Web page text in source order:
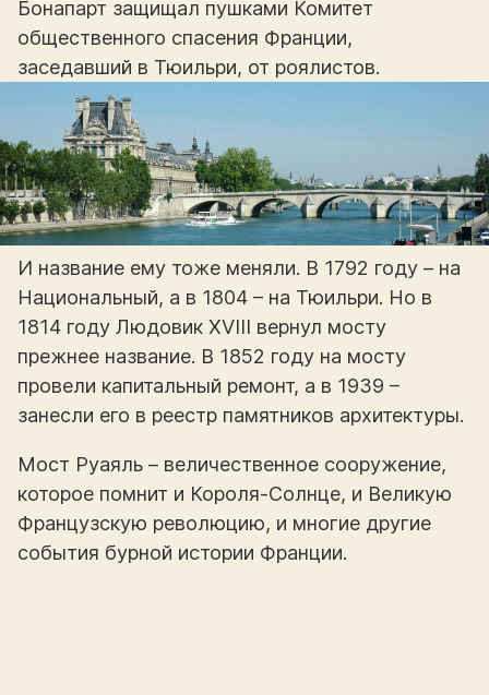
Бонапарт защищал пушками Комитет
общественного спасения Франции,
заседавший в Тюильри, от роялистов.
И название ему тоже меняли. В 1792 году – на
Национальный, а в 1804 – на Тюильри. Но в
1814 году Людовик XVIII вернул мосту
прежнее название. В 1852 году на мосту
провели капитальный ремонт, а в 1939 –
занесли его в реестр памятников архитектуры.
Мост Руаяль – величественное сооружение,
которое помнит и Короля-Солнце, и Великую
Французскую революцию, и многие другие
события бурной истории Франции.